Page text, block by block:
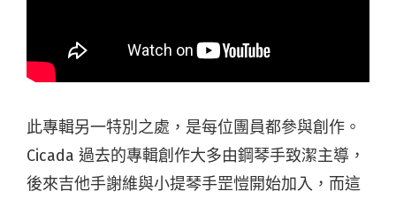
此專輯另一特別之處，是每位團員都參與創作。
Cicada 過去的專輯創作大多由鋼琴手致潔主導，
後來吉他手謝維與小提琴手罡愷開始加入，而這